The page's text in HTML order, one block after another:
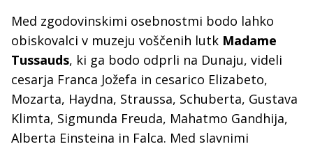
Med zgodovinskimi osebnostmi bodo lahko
obiskovalci v muzeju voščenih lutk Madame
Tussauds, ki ga bodo odprli na Dunaju, videli
cesarja Franca Jožefa in cesarico Elizabeto,
Mozarta, Haydna, Straussa, Schuberta, Gustava
Klimta, Sigmunda Freuda, Mahatmo Gandhija,
Alberta Einsteina in Falca. Med slavnimi